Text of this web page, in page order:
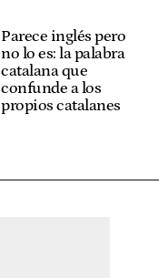
Parece inglés pero
no lo es: la palabra
catalana que
confunde a los
propios catalanes